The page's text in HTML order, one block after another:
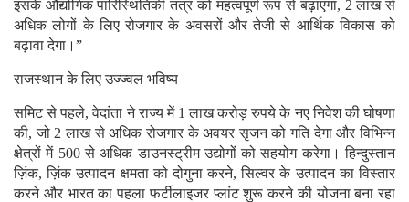
इसके औद्योगिक पारिस्थितिकी तंत्र को महत्वपूर्ण रूप से बढ़ाएगा, 2 लाख से
अधिक लोगों के लिए रोजगार के अवसरों और तेजी से आर्थिक विकास को
बढ़ावा देगा।”
राजस्थान के लिए उज्ज्वल भविष्य
समिट से पहले, वेदांता ने राज्य में 1 लाख करोड़ रुपये के नए निवेश की घोषणा
की, जो 2 लाख से अधिक रोजगार के अवयर सृजन को गति देगा और विभिन्न
क्षेत्रों में 500 से अधिक डाउनस्ट्रीम उद्योगों को सहयोग करेगा। हिन्दुस्तान
ज़िंक, ज़िंक उत्पादन क्षमता को दोगुना करने, सिल्वर के उत्पादन का विस्तार
करने और भारत का पहला फर्टीलाइजर प्लांट शुरू करने की योजना बना रहा